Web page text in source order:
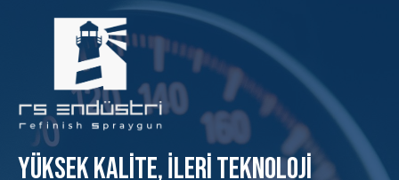
Yüksek KAlite, İleri Teknoloji